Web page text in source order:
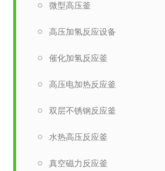
微型高压釜
高压加氢反应设备
催化加氢反应釜
高压电加热反应釜
双层不锈钢反应釜
水热高压反应釜
真空磁力反应釜